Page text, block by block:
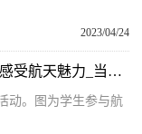
2023/04/24
海南掀起航天科普活动热潮 学生近距离感受航天魅力_当前资讯
动。图为学生参与航